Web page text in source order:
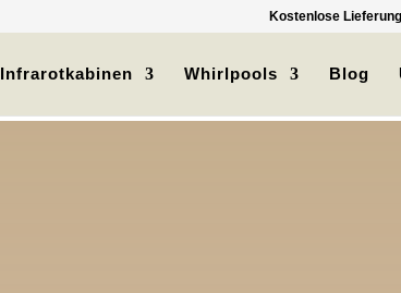
Kostenlose
Infrarotkabinen Whirlpools Blog